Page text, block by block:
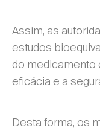
Assim, as
estudos
do medicamento
eficácia e a
Desta forma, os